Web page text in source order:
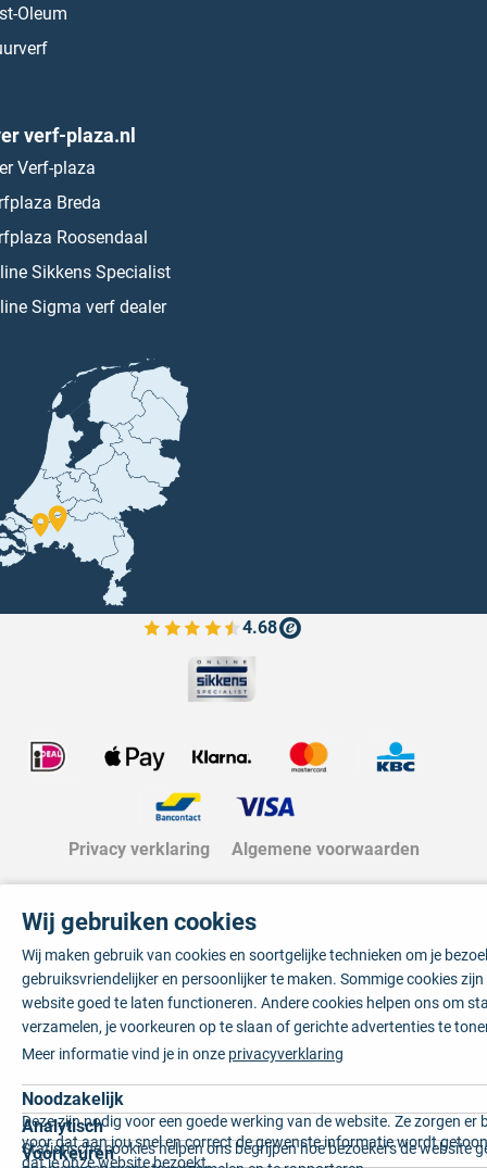
Oleum
verf-plaza.nl
Verf-plaza
Breda
Roosendaal
Sikkens Specialist
Sigma verf dealer
4.68
Bekijk de verfplaza beoordelingen
Privacy verklaring Algemene voorwaarden
Wij gebruiken cookies
Wij maken gebruik van cookies en soortgelijke technieken om je
gebruiksvriendelijker en persoonlijker te maken. Sommige cookies
website goed te laten functioneren. Andere cookies helpen ons om
verzamelen, je voorkeuren op te slaan of gerichte advertenties te
Meer informatie vind je in onze privacyverklaring
Noodzakelijk
Deze zijn nodig voor een goede werking van de website. Ze zorgen er
voor dat aan jou snel en correct de gewenste informatie wordt
dat je onze website bezoekt.
Analytisch
Statistische cookies helpen ons begrijpen hoe bezoekers de website
Voorkeuren